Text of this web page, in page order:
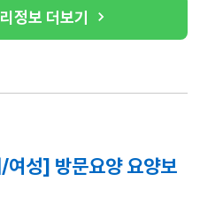
정보 더보기
성] 방문요양 요양보